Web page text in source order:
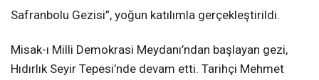
Safranbolu Gezisi”, yoğun katılımla gerçekleştirildi.
Misak-ı Milli Demokrasi Meydanı’ndan başlayan gezi,
Hıdırlık Seyir Tepesi’nde devam etti. Tarihçi Mehmet